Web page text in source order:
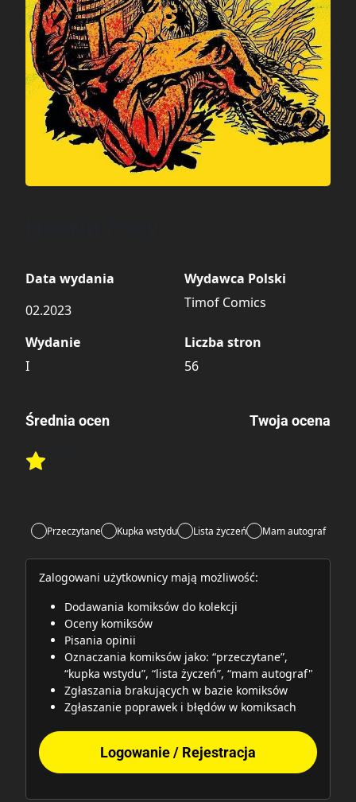
Data wydania
02.2023
Wydawca Polski
Timof Comics
Wydanie
I
Liczba stron
56
Średnia ocen
Rate this item:
Twoja ocena
Przeczytane Kupka wstydu Lista życzeń Mam autograf
Zalogowani użytkownicy mają możliwość:
Dodawania komiksów do kolekcji
Oceny komiksów
Pisania opinii
Oznaczania komiksów jako: “przeczytane”,
“kupka wstydu”, “lista życzeń”, “mam autograf"
Zgłaszania brakujących w bazie komiksów
Zgłaszanie poprawek i błędów w komiksach
Logowanie / Rejestracja